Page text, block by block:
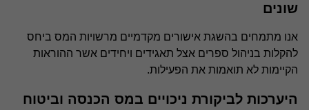
שונים
אנו מתמחים בהשגת אישורים מקדמיים מרשויות המס ביחס
להקלות בניהול ספרים אצל תאגידים ויחידים אשר ההוראות
הקיימות לא תואמות את הפעילות.
היערכות לביקורת ניכויים במס הכנסה וביטוח